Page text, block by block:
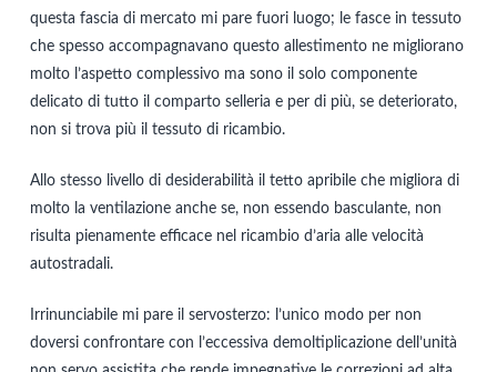
questa fascia di mercato mi pare fuori luogo; le fasce in tessuto
che spesso accompagnavano questo allestimento ne migliorano
molto l’aspetto complessivo ma sono il solo componente
delicato di tutto il comparto selleria e per di più, se deteriorato,
non si trova più il tessuto di ricambio.
Allo stesso livello di desiderabilità il tetto apribile che migliora di
molto la ventilazione anche se, non essendo basculante, non
risulta pienamente efficace nel ricambio d’aria alle velocità
autostradali.
Irrinunciabile mi pare il servosterzo: l’unico modo per non
doversi confrontare con l’eccessiva demoltiplicazione dell’unità